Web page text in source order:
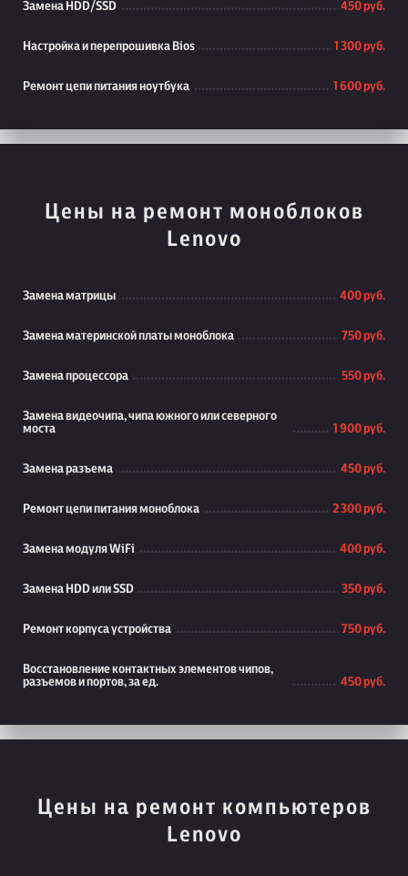
Замена HDD/SSD 450 руб.
Настройка и перепрошивка Bios 1 300 руб.
Ремонт цепи питания ноутбука 1 600 руб.
Цены на ремонт моноблоков
Lenovo
Замена матрицы 400 руб.
Замена материнской платы моноблока 750 руб.
Замена процессора 550 руб.
Замена видеочипа, чипа южного или северного
моста
1 900 руб.
Замена разъема 450 руб.
Ремонт цепи питания моноблока 2 300 руб.
Замена модуля WiFi 400 руб.
Замена HDD или SSD 350 руб.
Ремонт корпуса устройства 750 руб.
Восстановление контактных элементов чипов,
разъемов и портов, за ед.
450 руб.
Цены на ремонт компьютеров
Lenovo